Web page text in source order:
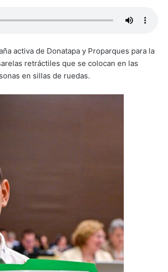
activa de Donatapa y Proparques para la
retráctiles que se colocan en las
en sillas de ruedas.